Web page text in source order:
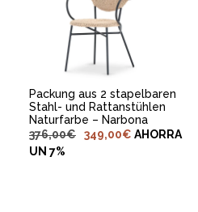
WARENKORB
LEGEN
Packung aus 2 stapelbaren
Stahl- und Rattanstühlen
Naturfarbe – Narbona
376,00€ 349,00€ AHORRA
UN 7%